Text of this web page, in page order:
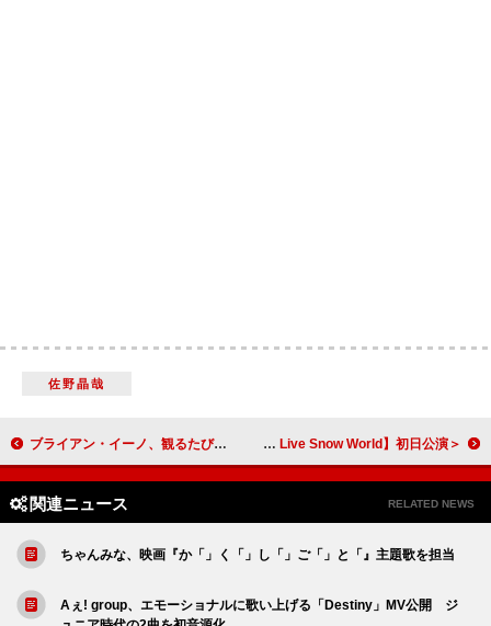
佐野晶哉
ブライアン・イーノ、観るたびに内容が変わるジェネラティブ・ドキュメンタリー映画『Eno』日本上映決定 ＜ライブレポート＞Snow Man、ファンと幸せを共有した初のスタジアムライブ【Snow Man 1st Stadium Live Snow World】初日公演
関連ニュース RELATED NEWS
ちゃんみな、映画『か「」く「」し「」ご「」と「』主題歌を担当
Aぇ! group、エモーショナルに歌い上げる「Destiny」MV公開 ジ